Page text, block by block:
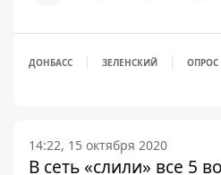
ДОНБАСС ЗЕЛЕНСКИЙ ОПРОС
14:22, 15 октября 2020
В сеть «слили» все 5